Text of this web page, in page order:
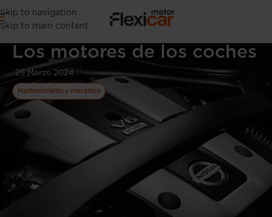
Skip to navigation
Skip to main content
Los motores de los coches
25 Marzo 2024
Mantenimiento y mecánica